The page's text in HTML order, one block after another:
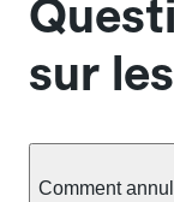
sur
Comment